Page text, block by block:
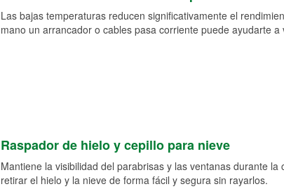
Las bajas temperaturas reducen significativamente el
mano un arrancador o cables pasa corriente puede ayudarte
Raspador de hielo y cepillo para nieve
Mantiene la visibilidad del parabrisas y las ventanas durante
retirar el hielo y la nieve de forma fácil y segura sin rayarlos.